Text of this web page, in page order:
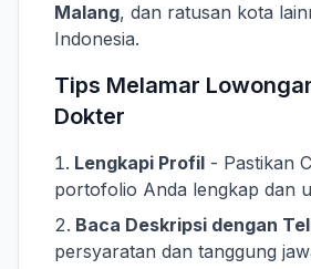
Malang, dan ratusan kota
Indonesia.
Tips Melamar
Dokter
Lengkapi Profil - Pastikan
portofolio Anda lengkap dan
Baca Deskripsi dengan
persyaratan dan tanggung